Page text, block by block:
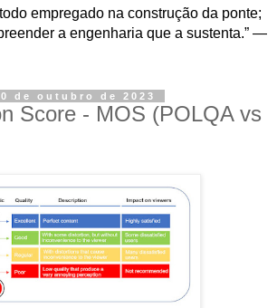
empregado na construção da ponte;
a engenharia que a sustenta.” —
de outubro de 2023
Score - MOS (POLQA vs